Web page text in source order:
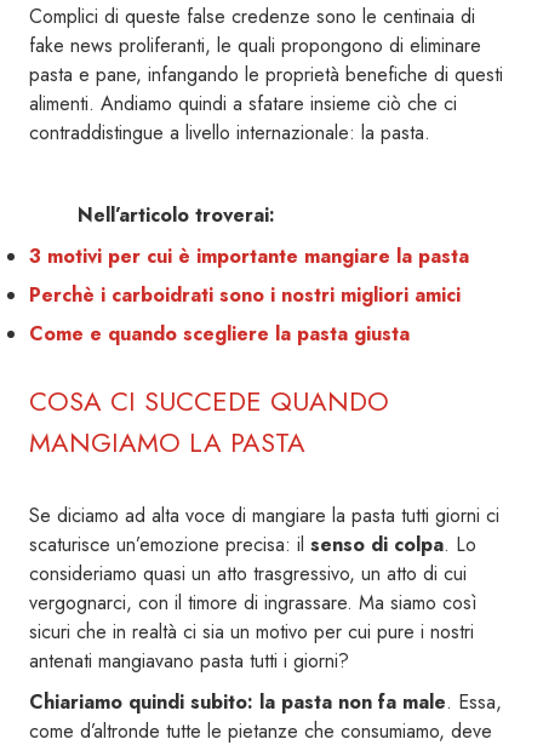
Complici di queste false credenze sono le centinaia di
fake news proliferanti, le quali propongono di eliminare
pasta e pane, infangando le proprietà benefiche di questi
alimenti. Andiamo quindi a sfatare insieme ciò che ci
contraddistingue a livello internazionale: la pasta.
Nell’articolo troverai:
3 motivi per cui è importante mangiare la pasta
Perchè i carboidrati sono i nostri migliori amici
Come e quando scegliere la pasta giusta
COSA CI SUCCEDE QUANDO
MANGIAMO LA PASTA
Se diciamo ad alta voce di mangiare la pasta tutti giorni ci
scaturisce un’emozione precisa: il senso di colpa. Lo
consideriamo quasi un atto trasgressivo, un atto di cui
vergognarci, con il timore di ingrassare. Ma siamo così
sicuri che in realtà ci sia un motivo per cui pure i nostri
antenati mangiavano pasta tutti i giorni?
Chiariamo quindi subito: la pasta non fa male. Essa,
come d’altronde tutte le pietanze che consumiamo, deve